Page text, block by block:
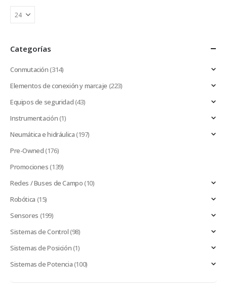
Categorías
Conmutación(314)
Elementos de conexión y marcaje (223)
Equipos de seguridad(43)
Instrumentación(1)
Neumática e hidráulica(197)
Pre-Owned(176)
Promociones(139)
Redes / Buses de Campo(10)
Robótica (15)
Sensores (199)
Sistemas de Control(98)
Sistemas de Posición(1)
Sistemas de Potencia(100)